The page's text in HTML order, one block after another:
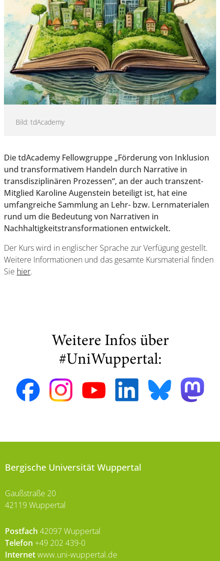
Bild: tdAcademy
Die tdAcademy Fellowgruppe „Förderung von Inklusion
und transformativem Handeln durch Narrative in
transdisziplinären Prozessen“, an der auch transzent-
Mitglied Karoline Augenstein beteiligt ist, hat eine
umfangreiche Sammlung an Lehr- bzw. Lernmaterialen
rund um die Bedeutung von Narrativen in
Nachhaltigkeitstransformationen entwickelt.
Der Kurs wird in englischer Sprache zur Verfügung gestellt.
Weitere Informationen und das gesamte Kursmaterial finden
Sie hier.
Weitere Infos über
#UniWuppertal:
Bergische Universität Wuppertal
Gaußstraße 20
42119 Wuppertal
Postfach 42097 Wuppertal
Telefon +49 202 439-0
Internetwww.uni-wuppertal.de